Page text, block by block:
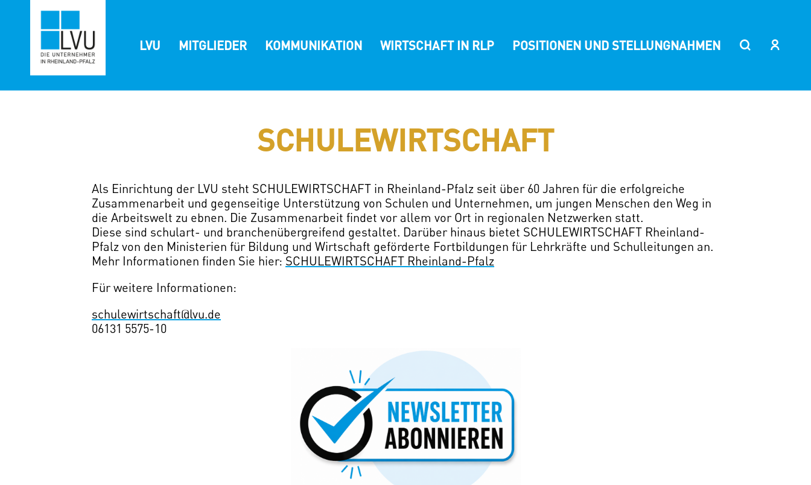
springen
LVU MITGLIEDER KOMMUNIKATION WIRTSCHAFT IN RLP POSITIONEN UND STELLUNGNAHMEN
SCHULEWIRTSCHAFT
Als Einrichtung der LVU steht SCHULEWIRTSCHAFT in Rheinland-Pfalz seit über 60 Jahren für die erfolgreiche
Zusammenarbeit und gegenseitige Unterstützung von Schulen und Unternehmen, um jungen Menschen den Weg in
die Arbeitswelt zu ebnen. Die Zusammenarbeit findet vor allem vor Ort in regionalen Netzwerken statt.
Diese sind schulart- und branchenübergreifend gestaltet. Darüber hinaus bietet SCHULEWIRTSCHAFT Rheinland-
Pfalz von den Ministerien für Bildung und Wirtschaft geförderte Fortbildungen für Lehrkräfte und Schulleitungen an.
Mehr Informationen finden Sie hier: SCHULEWIRTSCHAFT Rheinland-Pfalz(öffnet
Für weitere Informationen:
schulewirtschaft@lvu.de
06131 5575-10